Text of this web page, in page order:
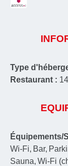
Type
Restaurant :
Équipements/
Wi-Fi Bar
Sauna Wi-Fi